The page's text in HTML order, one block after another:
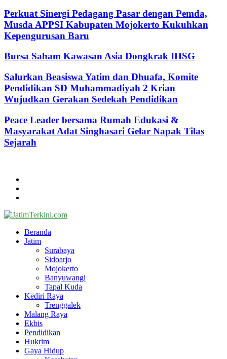
Perkuat Sinergi Pedagang Pasar dengan Pemda,
Musda APPSI Kabupaten Mojokerto Kukuhkan
Kepengurusan Baru
Bursa Saham Kawasan Asia Dongkrak IHSG
Salurkan Beasiswa Yatim dan Dhuafa, Komite
Pendidikan SD Muhammadiyah 2 Krian
Wujudkan Gerakan Sedekah Pendidikan
Peace Leader bersama Rumah Edukasi &
Masyarakat Adat Singhasari Gelar Napak Tilas
Sejarah
Beranda
Jatim
Surabaya
Sidoarjo
Mojokerto
Banyuwangi
Tapal Kuda
Kediri Raya
Trenggalek
Malang Raya
Ekbis
Pendidikan
Hukrim
Gaya Hidup